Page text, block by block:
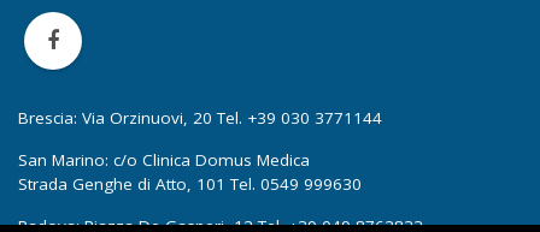
Brescia: Via Orzinuovi, 20 Tel. +39 030 3771144
San Marino: c/o Clinica Domus Medica
Strada Genghe di Atto, 101 Tel. 0549 999630
Padova: Piazza De Gasperi, 12 Tel. +39 049 8762833